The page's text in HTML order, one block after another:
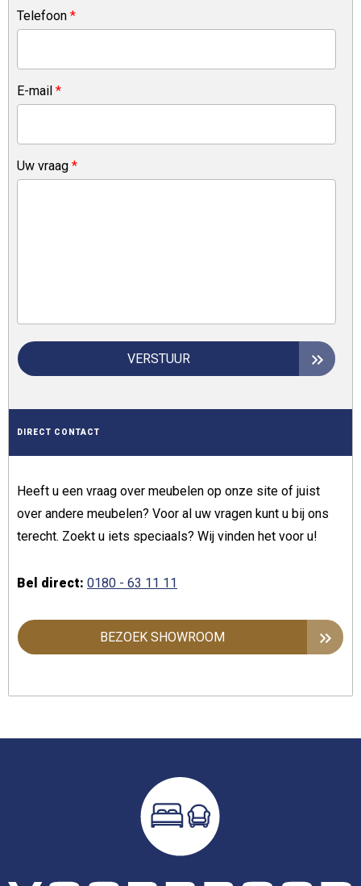
Telefoon *
E-mail *
Uw vraag *
VERSTUUR
DIRECT CONTACT
Heeft u een vraag over meubelen op onze site of juist
over andere meubelen? Voor al uw vragen kunt u bij ons
terecht. Zoekt u iets speciaals? Wij vinden het voor u!
Bel direct: 0180 - 63 11 11
BEZOEK SHOWROOM